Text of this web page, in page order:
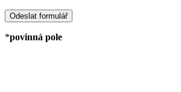
*povinná pole